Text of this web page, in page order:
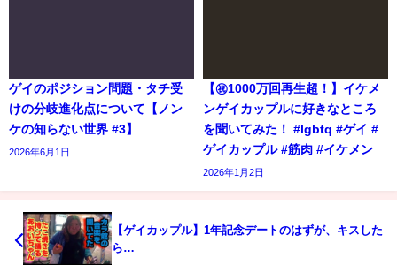
ゲイのポジション問題・タチ受
けの分岐進化点について【ノン
ケの知らない世界 #3】
2026年6月1日
【㊗️1000万回再生超！】イケメ
ンゲイカップルに好きなところ
を聞いてみた！ #lgbtq #ゲイ #
ゲイカップル #筋肉 #イケメン
2026年1月2日
【ゲイカップル】1年記念デートのはずが、キスした
ら…